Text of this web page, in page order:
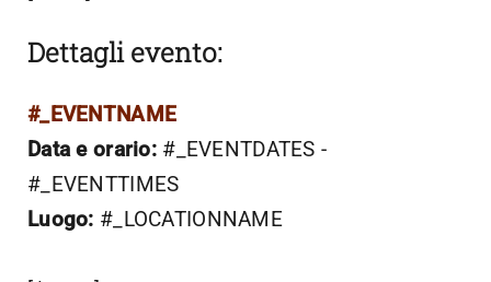
Dettagli evento:
#_EVENTNAME
Data e orario: #_EVENTDATES -
#_EVENTTIMES
Luogo: #_LOCATIONNAME